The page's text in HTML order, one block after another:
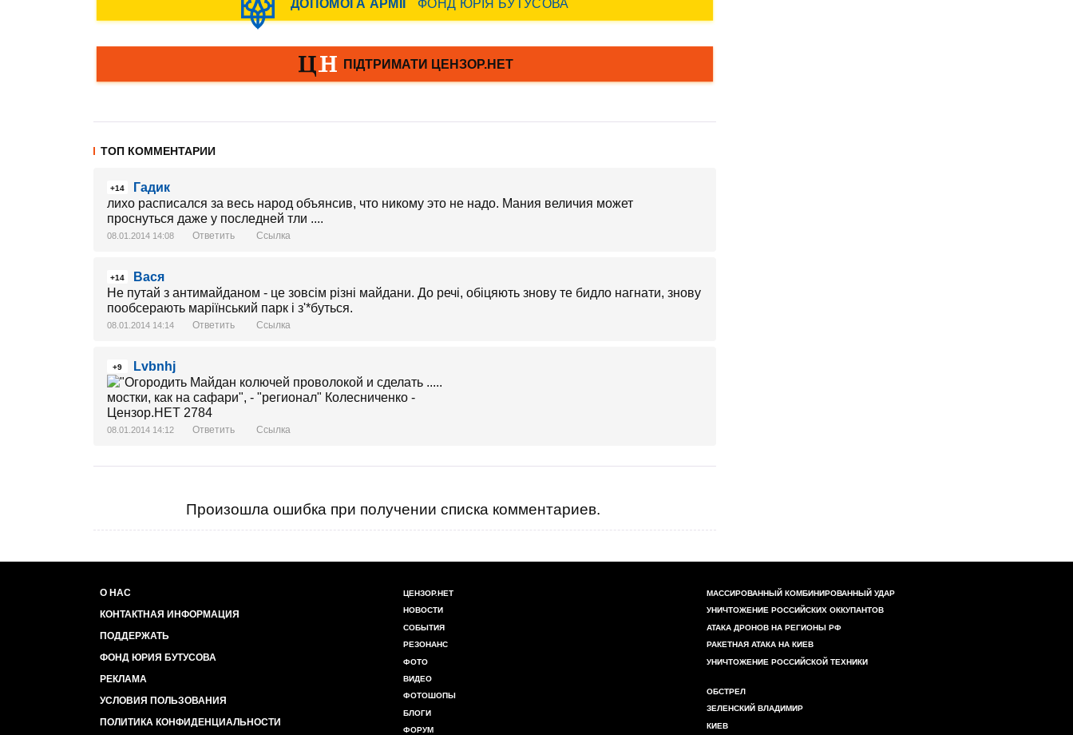
ТОП КОММЕНТАРИИ
+14
Гадик
лихо расписался за весь народ объянсив, что никому это не надо. Мания величия может
проснуться даже у последней тли ....
08.01.2014 14:08 Ответить Ссылка
+14
Вася
Не путай з антимайданом - це зовсім різні майдани. До речі, обіцяють знову те бидло нагнати, знову
пообсерають маріїнський парк і з'*буться.
08.01.2014 14:14 Ответить Ссылка
+9
Lvbnhj
.....
08.01.2014 14:12 Ответить Ссылка
Произошла ошибка при получении списка комментариев.
О НАС
КОНТАКТНАЯ ИНФОРМАЦИЯ
ПОДДЕРЖАТЬ
ФОНД ЮРИЯ БУТУСОВА
РЕКЛАМА
УСЛОВИЯ ПОЛЬЗОВАНИЯ
ПОЛИТИКА КОНФИДЕНЦИАЛЬНОСТИ
ЦЕНЗОР.НЕТ
НОВОСТИ
СОБЫТИЯ
РЕЗОНАНС
ФОТО
ВИДЕО
ФОТОШОПЫ
БЛОГИ
ФОРУМ
МАССИРОВАННЫЙ КОМБИНИРОВАННЫЙ УДАР
УНИЧТОЖЕНИЕ РОССИЙСКИХ ОККУПАНТОВ
АТАКА ДРОНОВ НА РЕГИОНЫ РФ
РАКЕТНАЯ АТАКА НА КИЕВ
УНИЧТОЖЕНИЕ РОССИЙСКОЙ ТЕХНИКИ
ОБСТРЕЛ
ЗЕЛЕНСКИЙ ВЛАДИМИР
КИЕВ